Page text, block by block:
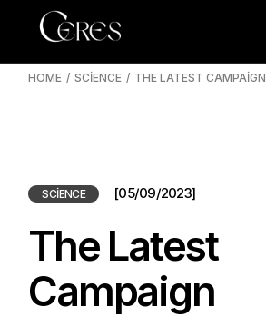
HOME SCIENCE THE LATEST CAMPAIGN
SCIENCE [05/09/2023]
The Latest
Campaign